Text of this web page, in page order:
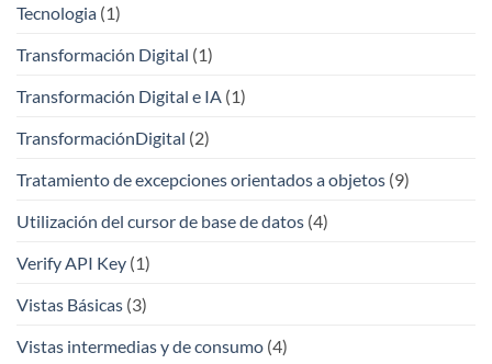
Tecnologia (1)
Transformación Digital (1)
Transformación Digital e IA (1)
TransformaciónDigital (2)
Tratamiento de excepciones orientados a objetos (9)
Utilización del cursor de base de datos (4)
Verify API Key (1)
Vistas Básicas (3)
Vistas intermedias y de consumo (4)